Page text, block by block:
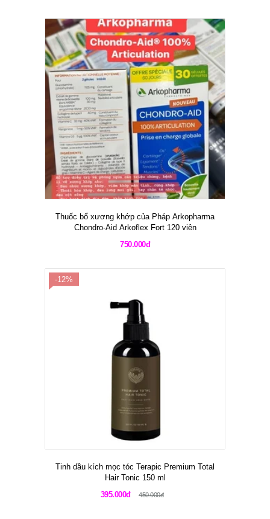
Thuốc bổ xương khớp của Pháp Arkopharma
Chondro-Aid Arkoflex Fort 120 viên
750.000đ
-12%
Tinh dầu kích mọc tóc Terapic Premium Total
Hair Tonic 150 ml
395.000đ
450.000đ